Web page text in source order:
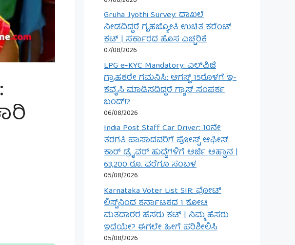
Gruha Jyothi Survey: ದಾಖಲೆ
ನೀಡದಿದ್ದರೆ ಗೃಹಜ್ಯೋತಿ ಉಚಿತ ಕರೆಂಟ್
ಕಟ್ | ಸರ್ಕಾರದ ಹೊಸ ಎಚ್ಚರಿಕೆ
07/08/2026
LPG e-KYC Mandatory: ಎಲ್‌ಪಿಜಿ
ಗ್ರಾಹಕರೇ ಗಮನಿಸಿ: ಆಗಸ್ಟ್ 15ರೊಳಗೆ ಇ-
ಕೆವೈಸಿ ಮಾಡಿಸದಿದ್ದರೆ ಗ್ಯಾಸ್ ಸಂಪರ್ಕ
ಬಂದ್!?
06/08/2026
India Post Staff Car Driver: 10ನೇ
ತರಗತಿ ಪಾಸಾದವರಿಗೆ ಪೋಸ್ಟ್ ಆಫೀಸ್
ಕಾರ್ ಡ್ರೈವರ್ ಹುದ್ದೆಗಳಿಗೆ ಅರ್ಜಿ ಆಹ್ವಾನ |
63,200 ರೂ. ವರೆಗೂ ಸಂಬಳ
05/08/2026
Karnataka Voter List SIR: ವೋಟ್
ಲಿಸ್ಟ್‌ನಿಂದ ಕರ್ನಾಟಕದ 1 ಕೋಟಿ
ಮತದಾರರ ಹೆಸರು ಕಟ್ | ನಿಮ್ಮ ಹೆಸರು
ಇದೆಯೇ? ಈಗಲೇ ಹೀಗೆ ಪರಿಶೀಲಿಸಿ
05/08/2026